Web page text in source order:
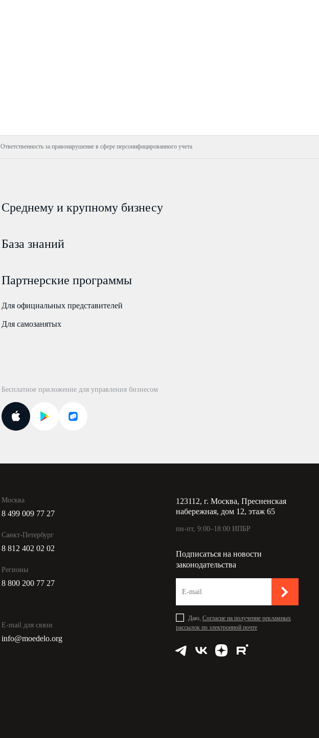
Ответственность за правонарушение в сфере персонифицированного учета
Среднему и крупному бизнесу
База знаний
Партнерские программы
Для официальных представителей
Для самозанятых
Бесплатное приложение для управления бизнесом
Москва
8 499 009 77 27
Санкт-Петербург
8 812 402 02 02
Регионы
8 800 200 77 27
E-mail для связи
info@moedelo.org
123112, г. Москва, Пресненская
набережная, дом 12, этаж 65
пн-пт, 9:00–18:00 ИПБР
Подписаться на новости
законодательства
Даю, Согласие на получение рекламных
рассылок по электронной почте